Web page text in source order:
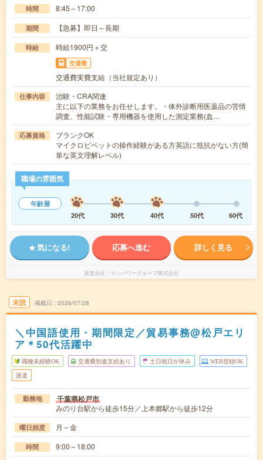
時間 8:45～17:00
期間 【急募】即日～長期
時給 時給1900円＋交
交通費
交通費実費支給（当社規定あり）
仕事内容
治験・CRA関連
主に以下の業務をお任せします。・体外診断用医薬品の苦情
調査、性能試験・専用機器を使用した測定業務(血…
応募資格
ブランクOK
マイクロピペットの操作経験がある方英語に抵抗がない方(簡
単な英文理解レベル)
職場の雰囲気
年齢層
20代
30代 40代 50代 60代
気になる! 応募へ進む 詳しく見る
派遣会社 マンパワーグループ株式会社
未読 掲載日 2026/07/28
＼中国語使用・期間限定／貿易事務@松戸エリ
ア＊50代活躍中
職種未経験OK 交通費別途支給あり 土日祝日が休み WEB登録OK
派遣
勤務地 千葉県松戸市
みのり台駅から徒歩15分／上本郷駅から徒歩12分
曜日頻度 月～金
時間 9:00～18:00